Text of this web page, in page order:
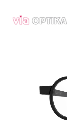
prie